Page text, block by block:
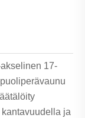
17-
ja